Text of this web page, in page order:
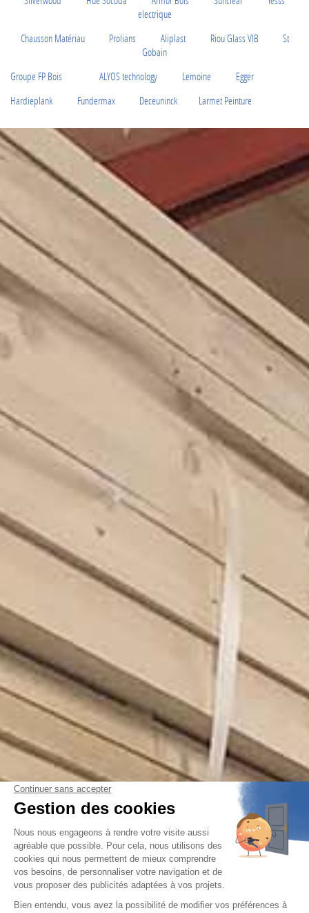
electrique
Chausson Matériau
Prolians Aliplast Riou Glass VIB
St
Gobain
Groupe FP Bois
ALYOS technology Lemoine
Egger
Hardieplank
Fundermax Deceuninck Larmet Peinture